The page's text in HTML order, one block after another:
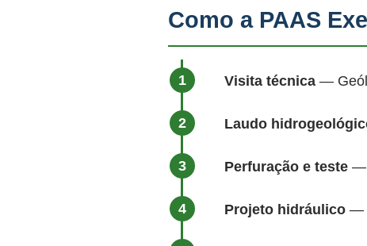
Como a PAAS
Visita técnica —
Laudo
Perfuração e teste —
Projeto hidráulico —